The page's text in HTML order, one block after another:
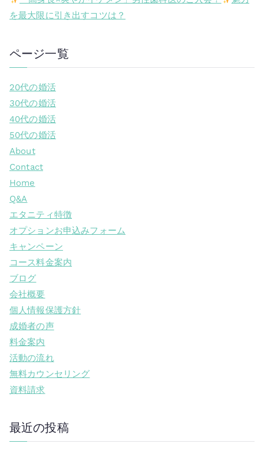
を最大限に引き出すコツは？
ページ一覧
20代の婚活
30代の婚活
40代の婚活
50代の婚活
About
Contact
Home
Q&A
エタニティ特徴
オプションお申込みフォーム
キャンペーン
コース料金案内
ブログ
会社概要
個人情報保護方針
成婚者の声
料金案内
活動の流れ
無料カウンセリング
資料請求
最近の投稿